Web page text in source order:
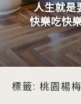
人生就是
快樂吃快
標籤: 桃園楊